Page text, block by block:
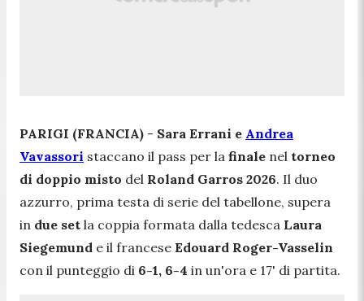
PARIGI (FRANCIA) - Sara Errani e Andrea
Vavassori staccano il pass per la finale nel torneo
di doppio misto del Roland Garros 2026. Il duo
azzurro, prima testa di serie del tabellone, supera
in due set la coppia formata dalla tedesca Laura
Siegemund e il francese Edouard Roger-Vasselin
con il punteggio di 6-1, 6-4 in un'ora e 17' di partita.